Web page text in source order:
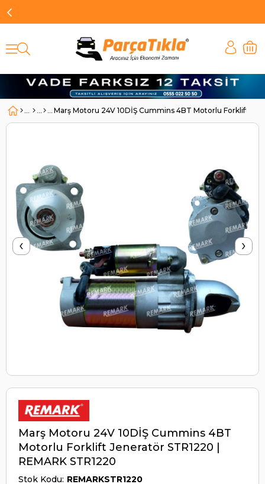
Marş Motoru 24V 10DİŞ Cummins 4BT Motorlu Forklift
‹ ›
Marş Motoru 24V 10DİŞ Cummins 4BT
Motorlu Forklift Jeneratör STR1220 |
REMARK STR1220
Stok Kodu REMARKSTR1220